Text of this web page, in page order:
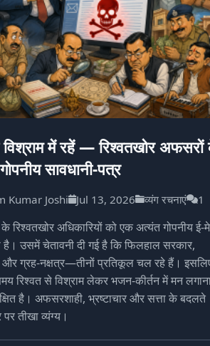
में रहें — रिश्वतखोर
सावधानी-पत्र
Kumar Joshi Jul 13, 2026 व्यंग रचनाएं 1
रिश्वतखोर अधिकारियों को एक अत्यंत गोपनीय ई-
है। उसमें चेतावनी दी गई है कि फिलहाल सरकार,
और ग्रह-नक्षत्र—तीनों प्रतिकूल चल रहे हैं।
रिश्वत से विश्राम लेकर भजन-कीर्तन में मन
है। अफसरशाही, भ्रष्टाचार और सत्ता के बदलते
पर तीखा व्यंग्य।